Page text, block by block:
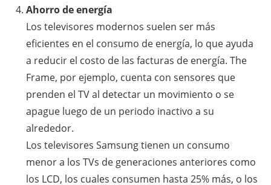
Ahorro de energía
Los televisores modernos suelen ser más
eficientes en el consumo de energía, lo que ayuda
a reducir el costo de las facturas de energía. The
Frame, por ejemplo, cuenta con sensores que
prenden el TV al detectar un movimiento o se
apague luego de un periodo inactivo a su
alrededor.
Los televisores Samsung tienen un consumo
menor a los TVs de generaciones anteriores como
los LCD, los cuales consumen hasta 25% más, o los